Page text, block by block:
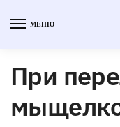
МЕНЮ
При